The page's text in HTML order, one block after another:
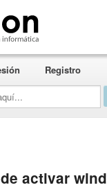
Registro
activar